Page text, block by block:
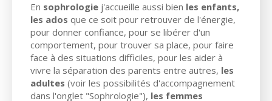
En sophrologie j'accueille aussi bien les enfants,
les ados que ce soit pour retrouver de l'énergie,
pour donner confiance, pour se libérer d'un
comportement, pour trouver sa place, pour faire
face à des situations difficiles, pour les aider à
vivre la séparation des parents entre autres, les
adultes (voir les possibilités d'accompagnement
dans l'onglet "Sophrologie"), les femmes